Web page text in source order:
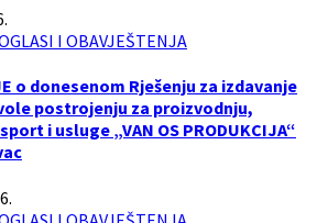
I OBAVJEŠTENJA
o donesenom Rješenju za izdavanje
postrojenju za proizvodnju,
i usluge „VAN OS PRODUKCIJA“